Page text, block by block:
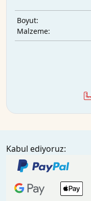
Boyut:
Malzeme:
Kabul ediyoruz: